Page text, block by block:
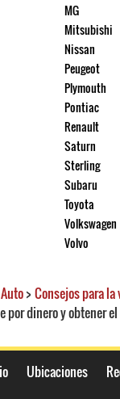
MG
Mitsubishi
Nissan
Peugeot
Plymouth
Pontiac
Renault
Saturn
Sterling
Subaru
Toyota
Volkswagen
Volvo
> Consejos para
por dinero y obtener
Ubicaciones